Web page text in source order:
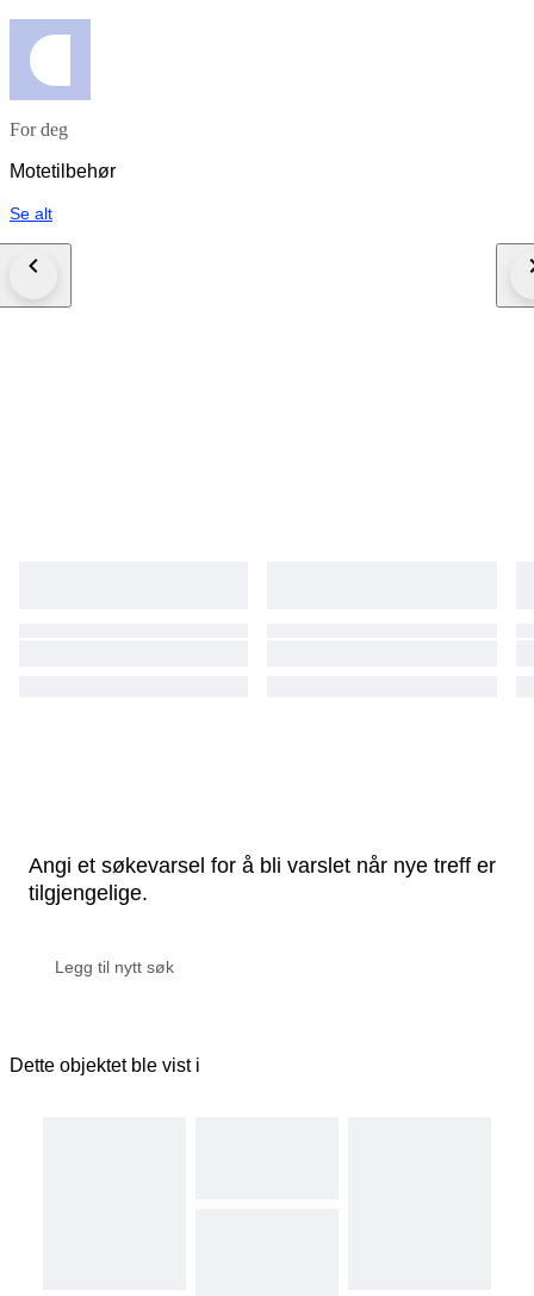
For deg
Motetilbehør
Se alt
Angi et søkevarsel for å bli varslet når nye treff er
tilgjengelige.
Dette objektet ble vist i